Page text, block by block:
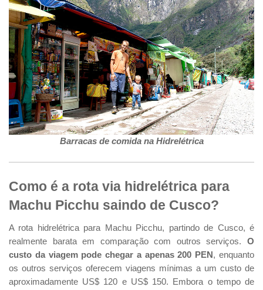
Barracas de comida na Hidrelétrica
Como é a rota via hidrelétrica para
Machu Picchu saindo de Cusco?
A rota hidrelétrica para Machu Picchu, partindo de Cusco, é
realmente barata em comparação com outros serviços. O
custo da viagem pode chegar a apenas 200 PEN , enquanto
os outros serviços oferecem viagens mínimas a um custo de
aproximadamente US$ 120 e US$ 150. Embora o tempo de